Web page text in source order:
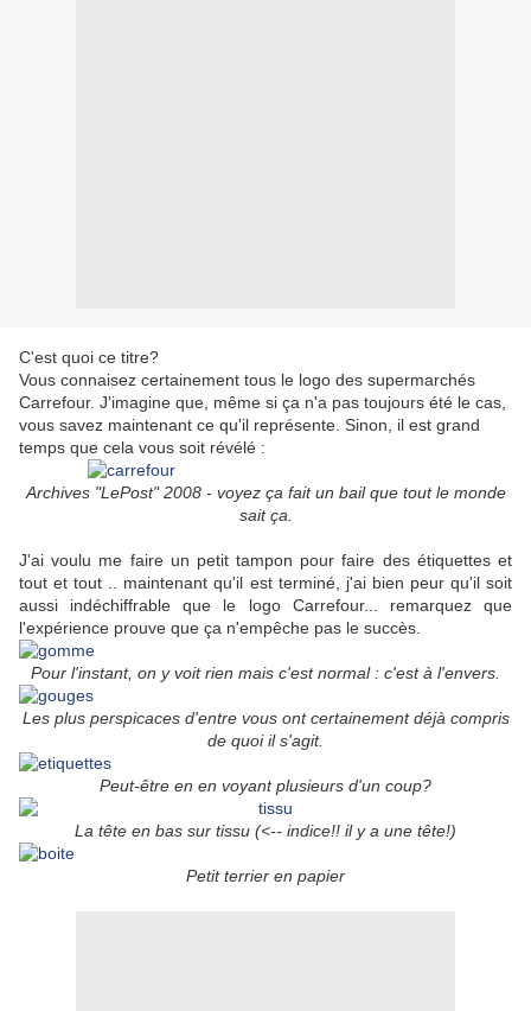
C'est quoi ce titre?
Vous connaisez certainement tous le logo des supermarchés
Carrefour. J'imagine que, même si ça n'a pas toujours été le cas,
vous savez maintenant ce qu'il représente. Sinon, il est grand
temps que cela vous soit révélé :
Archives "LePost" 2008 - voyez ça fait un bail que tout le monde
sait ça.
J'ai voulu me faire un petit tampon pour faire des étiquettes et
tout et tout .. maintenant qu'il est terminé, j'ai bien peur qu'il soit
aussi indéchiffrable que le logo Carrefour... remarquez que
l'expérience prouve que ça n'empêche pas le succès.
Pour l'instant, on y voit rien mais c'est normal : c'est à l'envers.
Les plus perspicaces d'entre vous ont certainement déjà compris
de quoi il s'agit.
Peut-être en en voyant plusieurs d'un coup?
La tête en bas sur tissu (<-- indice!! il y a une tête!)
Petit terrier en papier